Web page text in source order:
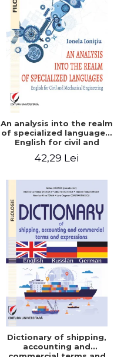
An analysis into the realm
of specialized languages.
English for civil and
42,29 Lei
Dictionary of shipping,
accounting and